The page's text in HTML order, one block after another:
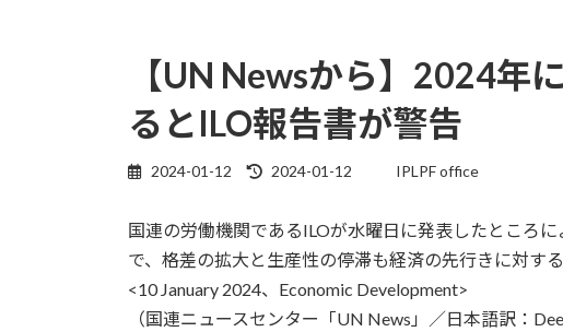
【UN Newsから】2024年
るとILO報告書が警告
2024-01-12
最
新
日
2024-01-12 IPLPF office
国連の労働機関であるILOが水曜日に発表したところ
で、格差の拡大と生産性の停滞も経済の先行きに対す
<10 January 2024、Economic Development>
（国連ニュースセンター「UN News」／日本語訳：